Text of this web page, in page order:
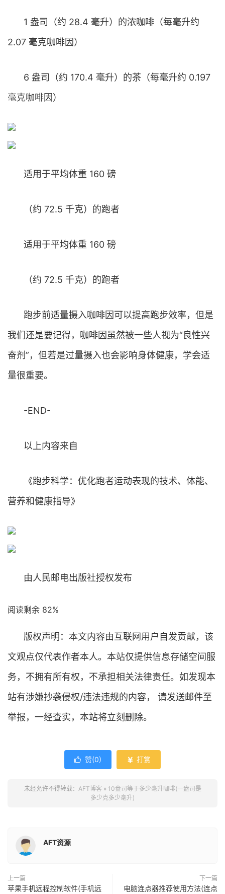
1 盎司（约 28.4 毫升）的浓咖啡（每毫升约
2.07 毫克咖啡因）
6 盎司（约 170.4 毫升）的茶（每毫升约 0.197
毫克咖啡因）
适用于平均体重 160 磅
（约 72.5 千克）的跑者
适用于平均体重 160 磅
（约 72.5 千克）的跑者
跑步前适量摄入咖啡因可以提高跑步效率，但是
我们还是要记得，咖啡因虽然被一些人视为“良性兴
奋剂”，但若是过量摄入也会影响身体健康，学会适
量很重要。
-END-
以上内容来自
《跑步科学：优化跑者运动表现的技术、体能、
营养和健康指导》
由人民邮电出版社授权发布
阅读剩余 82%
版权声明：本文内容由互联网用户自发贡献，该
文观点仅代表作者本人。本站仅提供信息存储空间服
务，不拥有所有权，不承担相关法律责任。如发现本
站有涉嫌抄袭侵权/违法违规的内容， 请发送邮件至
举报，一经查实，本站将立刻删除。
 赞(0)  打赏
未经允许不得转载： AFT博客 » 10盎司等于多少毫升咖啡(一盎司是
多少克多少毫升)
AFT资源
上一篇
苹果手机远程控制软件(手机远
下一篇
电脑连点器推荐使用方法(连点